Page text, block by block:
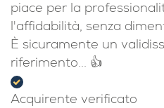
piace per la
l'affidabilità, senza
È sicuramente un
riferimento... 👍
Acquirente verificato